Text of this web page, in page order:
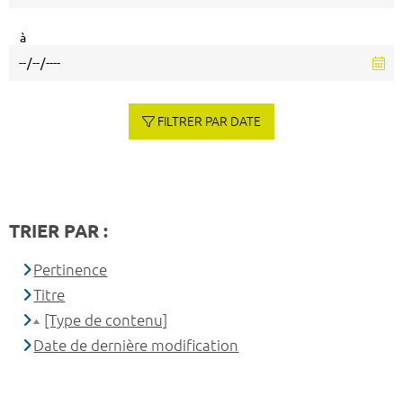
à
FILTRER PAR DATE
TRIER PAR :
Pertinence
Titre
[Type de contenu]
Date de dernière modification